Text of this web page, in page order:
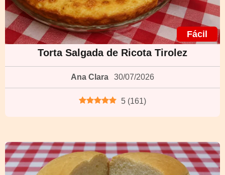
Fácil
Torta Salgada de Ricota Tirolez
Ana Clara 30/07/2026
5 (161)